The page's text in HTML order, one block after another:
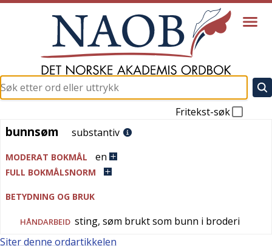
Fritekst-søk
bunnsøm
bunnsøm substantiv
MODERAT BOKMÅL en
FULL BOKMÅLSNORM
BETYDNING OG BRUK
HÅNDARBEID sting, søm brukt som bunn i broderi
Siter denne ordartikkelen